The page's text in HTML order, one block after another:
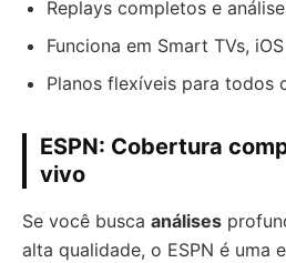
Replays completos e
Funciona em Smart TVs,
Planos flexíveis para todos
ESPN: Cobertura
vivo
Se você busca análises
alta qualidade, o ESPN é uma